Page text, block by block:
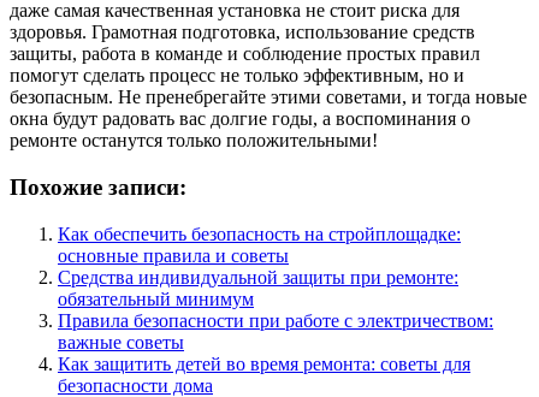
даже самая качественная установка не стоит риска для
здоровья. Грамотная подготовка, использование средств
защиты, работа в команде и соблюдение простых правил
помогут сделать процесс не только эффективным, но и
безопасным. Не пренебрегайте этими советами, и тогда новые
окна будут радовать вас долгие годы, а воспоминания о
ремонте останутся только положительными!
Похожие записи:
Как обеспечить безопасность на стройплощадке:
основные правила и советы
Средства индивидуальной защиты при ремонте:
обязательный минимум
Правила безопасности при работе с электричеством:
важные советы
Как защитить детей во время ремонта: советы для
безопасности дома